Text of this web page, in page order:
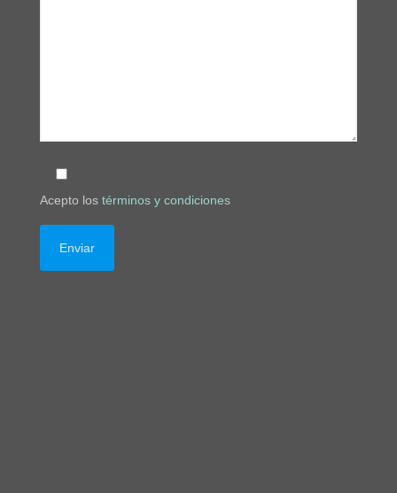
Acepto los términos y condiciones